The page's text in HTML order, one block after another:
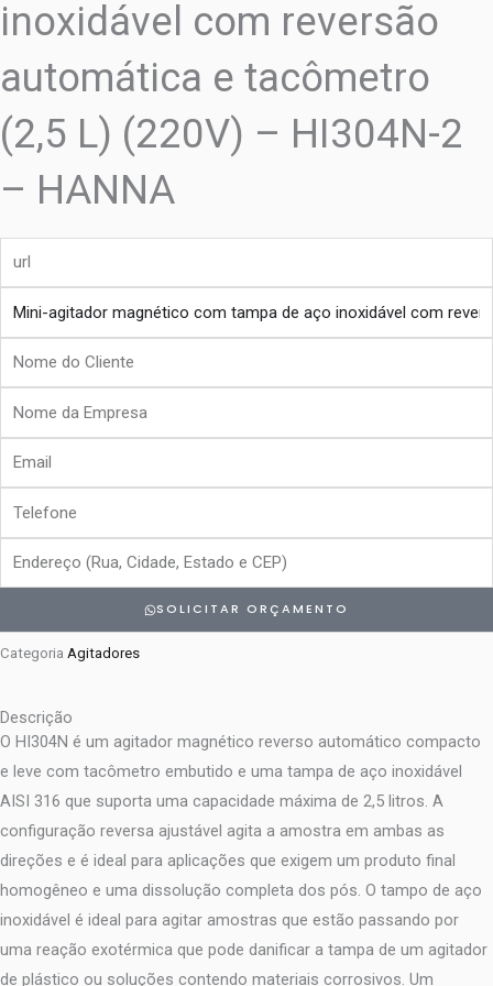
inoxidável com reversão
automática e tacômetro
(2,5 L) (220V) – HI304N-2
– HANNA
Nome
Cliente
Empresa
Email
Endereço
SOLICITAR ORÇAMENTO
Categoria Agitadores
Descrição
O HI304N é um agitador magnético reverso automático compacto
e leve com tacômetro embutido e uma tampa de aço inoxidável
AISI 316 que suporta uma capacidade máxima de 2,5 litros. A
configuração reversa ajustável agita a amostra em ambas as
direções e é ideal para aplicações que exigem um produto final
homogêneo e uma dissolução completa dos pós. O tampo de aço
inoxidável é ideal para agitar amostras que estão passando por
uma reação exotérmica que pode danificar a tampa de um agitador
de plástico ou soluções contendo materiais corrosivos. Um